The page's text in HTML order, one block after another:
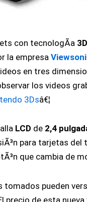
con tecnologÃ­a
la empresa
en tres
los videos
3Dsâ€¦
LCD de 2,4
para tarjetas
que cambia de
pueden